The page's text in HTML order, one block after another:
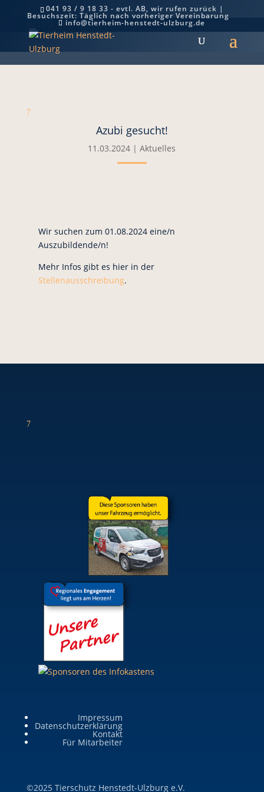
041 93 / 9 18 33 - evtl. AB, wir rufen zurück |
Besuchszeit: Täglich nach vorheriger Vereinbarung
info@tierheim-henstedt-ulzburg.de
Azubi gesucht!
7
Azubi gesucht!
11.03.2024 |Aktuelles
Wir suchen zum 01.08.2024 eine/n
Auszubildende/n!
Mehr Infos gibt es hier in der
Stellenausschreibung.
7
Impressum
Datenschutzerklärung
Kontakt
Für Mitarbeiter
©2025 Tierschutz Henstedt-Ulzburg e.V.